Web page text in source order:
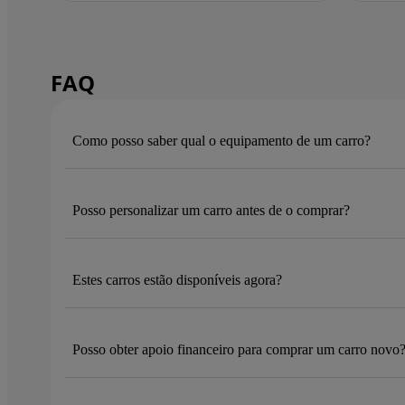
FAQ
Como posso saber qual o equipamento de um carro?
Posso personalizar um carro antes de o comprar?
Estes carros estão disponíveis agora?
Posso obter apoio financeiro para comprar um carro novo?